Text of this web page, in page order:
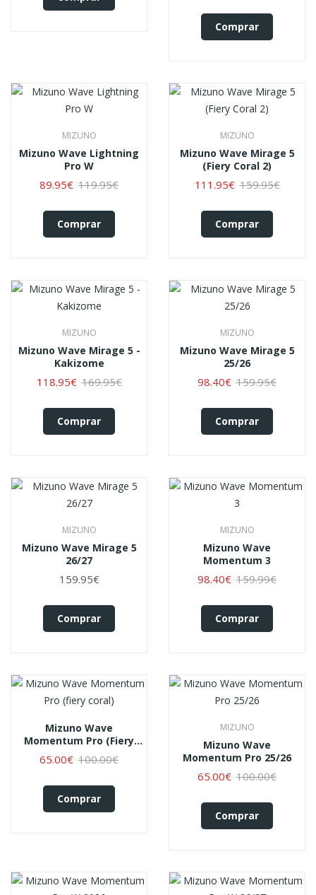
Comprar
MIZUNO
Mizuno Wave Lightning
Pro W
89.95€ 119.95€
Comprar
MIZUNO
Mizuno Wave Mirage 5
(Fiery Coral 2)
111.95€ 159.95€
Comprar
MIZUNO
Mizuno Wave Mirage 5 -
Kakizome
118.95€ 169.95€
Comprar
MIZUNO
Mizuno Wave Mirage 5
25/26
98.40€ 159.95€
Comprar
MIZUNO
Mizuno Wave Mirage 5
26/27
159.95€
Comprar
MIZUNO
Mizuno Wave
Momentum 3
98.40€ 159.99€
Comprar
Mizuno Wave
Momentum Pro (fiery
Coral)
65.00€ 100.00€
Comprar
MIZUNO
Mizuno Wave
Momentum Pro 25/26
65.00€ 100.00€
Comprar